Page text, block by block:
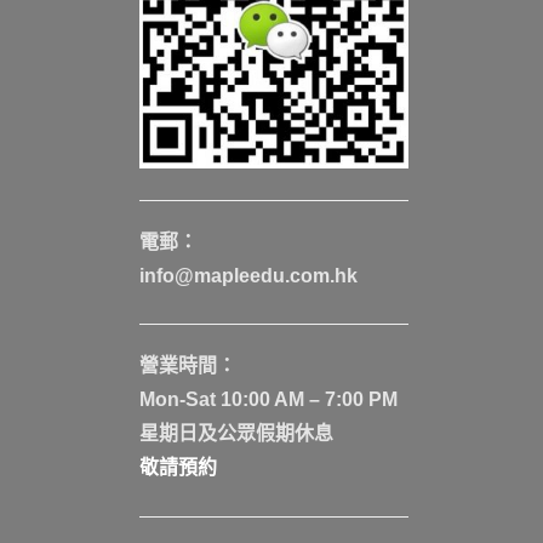
電郵：
info@mapleedu.com.hk
營業時間：
Mon-Sat 10:00 AM – 7:00 PM
星期日及公眾假期休息
敬請預約